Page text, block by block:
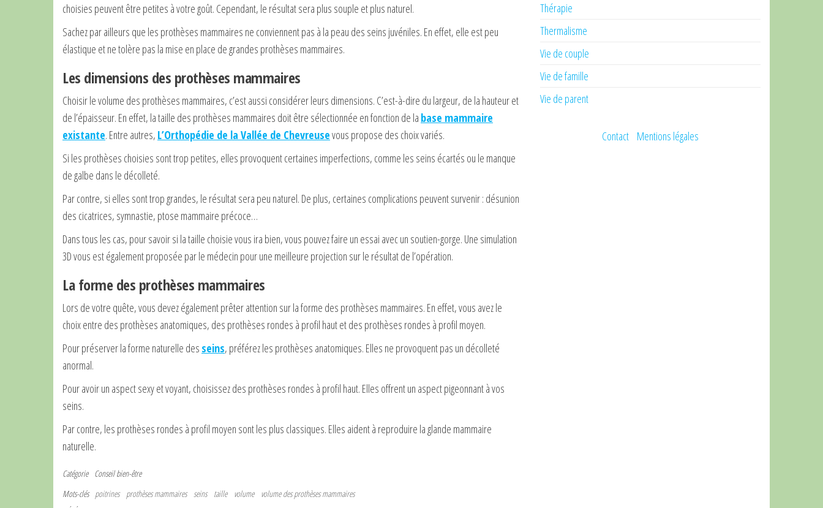
choisies peuvent être petites à votre goût. Cependant, le résultat sera plus souple et plus naturel.
Sachez par ailleurs que les prothèses mammaires ne conviennent pas à la peau des seins juvéniles. En effet, elle est peu
élastique et ne tolère pas la mise en place de grandes prothèses mammaires.
Les dimensions des prothèses mammaires
Choisir le volume des prothèses mammaires, c’est aussi considérer leurs dimensions. C’est-à-dire du largeur, de la hauteur et
de l’épaisseur. En effet, la taille des prothèses mammaires doit être sélectionnée en fonction de la base mammaire
existante. Entre autres, L’Orthopédie de la Vallée de Chevreusevous propose des choix variés.
Si les prothèses choisies sont trop petites, elles provoquent certaines imperfections, comme les seins écartés ou le manque
de galbe dans le décolleté.
Par contre, si elles sont trop grandes, le résultat sera peu naturel. De plus, certaines complications peuvent survenir : désunion
des cicatrices, symnastie, ptose mammaire précoce…
Dans tous les cas, pour savoir si la taille choisie vous ira bien, vous pouvez faire un essai avec un soutien-gorge. Une simulation
3D vous est également proposée par le médecin pour une meilleure projection sur le résultat de l’opération.
La forme des prothèses mammaires
Lors de votre quête, vous devez également prêter attention sur la forme des prothèses mammaires. En effet, vous avez le
choix entre des prothèses anatomiques, des prothèses rondes à profil haut et des prothèses rondes à profil moyen.
Pour préserver la forme naturelle des seins, préférez les prothèses anatomiques. Elles ne provoquent pas un décolleté
anormal.
Pour avoir un aspect sexy et voyant, choisissez des prothèses rondes à profil haut. Elles offrent un aspect pigeonnant à vos
seins.
Par contre, les prothèses rondes à profil moyen sont les plus classiques. Elles aident à reproduire la glande mammaire
naturelle.
Catégorie Conseil bien-être
Mots-clés poitrines prothèses mammaires seins taille volume volume des prothèses mammaires
Thérapie
Thermalisme
Vie de couple
Vie de famille
Vie de parent
Contact Mentions légales